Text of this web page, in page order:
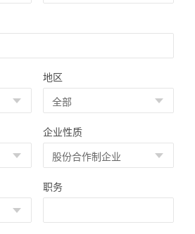
地区
企业性质
职务